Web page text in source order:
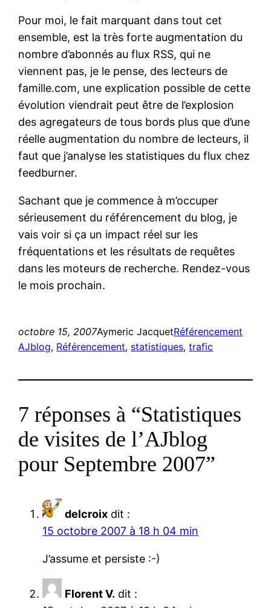
Pour moi, le fait marquant dans tout cet
ensemble, est la très forte augmentation du
nombre d’abonnés au flux RSS, qui ne
viennent pas, je le pense, des lecteurs de
famille.com, une explication possible de cette
évolution viendrait peut être de l’explosion
des agregateurs de tous bords plus que d’une
réelle augmentation du nombre de lecteurs, il
faut que j’analyse les statistiques du flux chez
feedburner.
Sachant que je commence à m’occuper
sérieusement du référencement du blog, je
vais voir si ça un impact réel sur les
fréquentations et les résultats de requêtes
dans les moteurs de recherche. Rendez-vous
le mois prochain.
octobre 15, 2007Aymeric JacquetRéférencement
AJblog, Référencement, statistiques, trafic
7 réponses à “Statistiques
de visites de l’AJblog
pour Septembre 2007”
delcroix dit :
15 octobre 2007 à 18 h 04 min
J’assume et persiste :-)
Florent V. dit :